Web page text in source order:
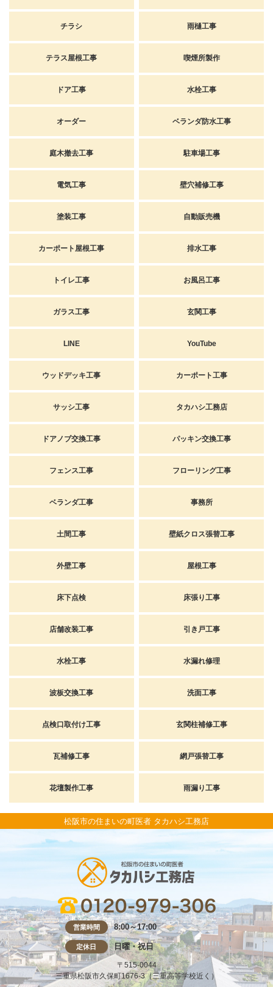
チラシ 雨樋工事
テラス屋根工事 喫煙所製作
ドア工事 水栓工事
オーダー ベランダ防水工事
庭木撤去工事 駐車場工事
電気工事 壁穴補修工事
塗装工事 自動販売機
カーポート屋根工事 排水工事
トイレ工事 お風呂工事
ガラス工事 玄関工事
LINE YouTube
ウッドデッキ工事 カーポート工事
サッシ工事 タカハシ工務店
ドアノブ交換工事 パッキン交換工事
フェンス工事 フローリング工事
ベランダ工事 事務所
土間工事 壁紙クロス張替工事
外壁工事 屋根工事
床下点検 床張り工事
店舗改装工事 引き戸工事
水栓工事 水漏れ修理
波板交換工事 洗面工事
点検口取付け工事 玄関柱補修工事
瓦補修工事 網戸張替工事
花壇製作工事 雨漏り工事
松阪市の住まいの町医者 タカハシ工務店
営業時間 8:00～17:00
定休日 日曜・祝日
〒515-0044
三重県松阪市久保町1676-3（三重高等学校近く）